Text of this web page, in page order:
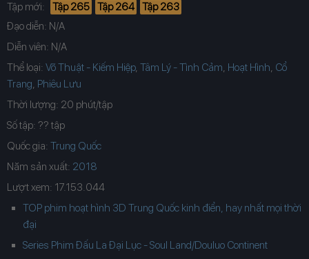
Tập mới: Tập 265 Tập 264
Tập 263
Đạo diễn: N/A
Diễn viên: N/A
Thể loại: Võ Thuật - Kiếm Hiệp, Tâm Lý - Tình Cảm, Hoạt Hình, Cổ
Trang, Phiêu Lưu
Thời lượng: 20 phút/tập
Số tập: ?? tập
Quốc gia: Trung Quốc
Năm sản xuất:
Lượt xem: 17.153.044
TOP phim hoạt hình 3D Trung Quốc kinh điển, hay nhất mọi thời
đại
Series Phim Đấu La Đại Lục - Soul Land/Douluo Continent